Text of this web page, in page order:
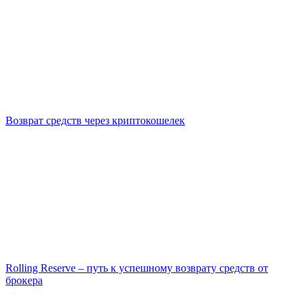
Возврат средств через криптокошелек
Rolling Reserve – путь к успешному возврату средств от
брокера